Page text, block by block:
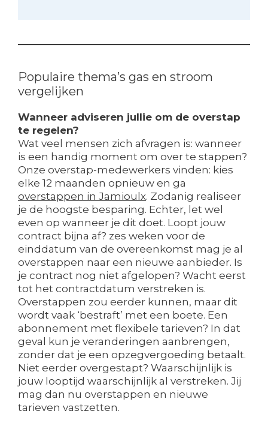
Populaire thema’s gas en stroom
vergelijken
Wanneer adviseren jullie om de overstap
te regelen?
Wat veel mensen zich afvragen is: wanneer
is een handig moment om over te stappen?
Onze overstap-medewerkers vinden: kies
elke 12 maanden opnieuw en ga
overstappen in Jamioulx. Zodanig realiseer
je de hoogste besparing. Echter, let wel
even op wanneer je dit doet. Loopt jouw
contract bijna af? zes weken voor de
einddatum van de overeenkomst mag je al
overstappen naar een nieuwe aanbieder. Is
je contract nog niet afgelopen? Wacht eerst
tot het contractdatum verstreken is.
Overstappen zou eerder kunnen, maar dit
wordt vaak ‘bestraft’ met een boete. Een
abonnement met flexibele tarieven? In dat
geval kun je veranderingen aanbrengen,
zonder dat je een opzegvergoeding betaalt.
Niet eerder overgestapt? Waarschijnlijk is
jouw looptijd waarschijnlijk al verstreken. Jij
mag dan nu overstappen en nieuwe
tarieven vastzetten.